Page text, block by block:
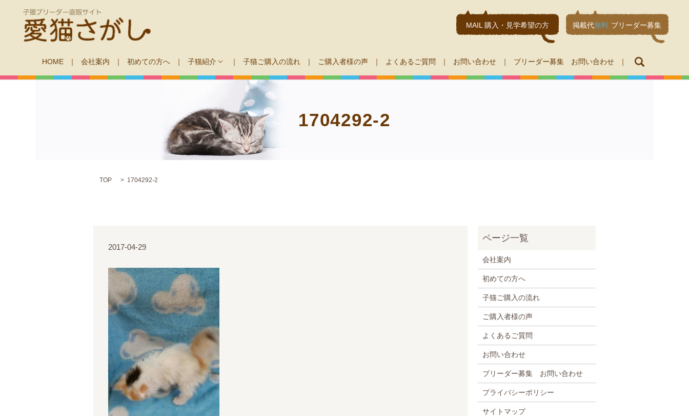
MAIL 購入・見学希望の方 掲載代無料 ブリーダー募集
HOME 会社案内 初めての方へ 子猫紹介 子猫ご購入の流れ ご購入者様の声 よくあるご質問 お問い合わせ ブリーダー募集 お問い合わせ
1704292-2
TOP 1704292-2
2017-04-29
会社案内
初めての方へ
子猫ご購入の流れ
ご購入者様の声
よくあるご質問
お問い合わせ
ブリーダー募集 お問い合わせ
プライバシーポリシー
サイトマップ